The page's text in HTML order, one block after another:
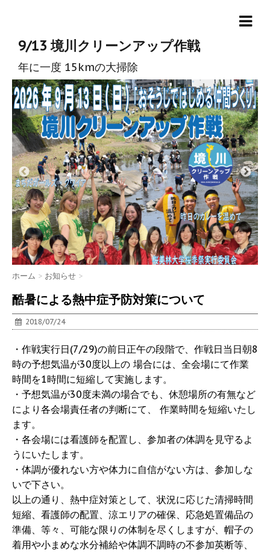
9/13 境川クリーンアップ作戦
年に一度 15kmの大掃除
ホーム > お知らせ >
酷暑による熱中症予防対策について
2018/07/24
・作戦実行日(7/29)の前日正午の段階で、作戦日当日朝8
時の予想気温が30度以上の 場合には、全会場にて作業
時間を1時間に短縮して実施します。
・予想気温が30度未満の場合でも、休憩場所の有無など
により各会場責任者の判断にて、 作業時間を短縮いたし
ます。
・各会場には看護師を配置し、参加者の体調を見守るよ
うにいたします。
・体調が優れない方や体力に自信がない方は、参加しな
いで下さい。
以上の通り、熱中症対策として、状況に応じた清掃時間
短縮、看護師の配置、涼エリアの確保、応急処置備品の
準備、等々、可能な限りの体制を尽くしますが、帽子の
着用や小まめな水分補給や体調不調時の不参加英断等、